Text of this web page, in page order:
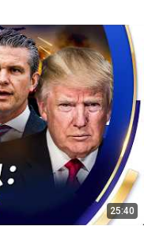
25:40